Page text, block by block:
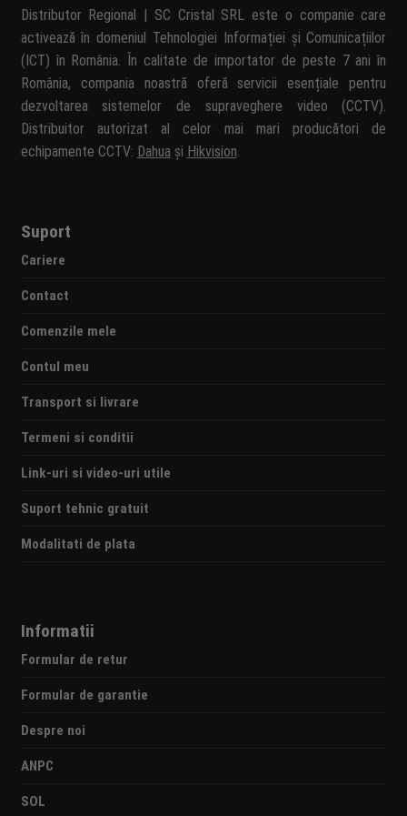
Distributor Regional | SC Cristal SRL este o companie care
activează în domeniul Tehnologiei Informației și Comunicațiilor
(ICT) în România. În calitate de importator de peste 7 ani în
România, compania noastră oferă servicii esențiale pentru
dezvoltarea sistemelor de supraveghere video (CCTV).
Distribuitor autorizat al celor mai mari producători de
echipamente CCTV: Dahua și Hikvision.
Suport
Cariere
Contact
Comenzile mele
Contul meu
Transport si livrare
Termeni si conditii
Link-uri si video-uri utile
Suport tehnic gratuit
Modalitati de plata
Informatii
Formular de retur
Formular de garantie
Despre noi
ANPC
SOL